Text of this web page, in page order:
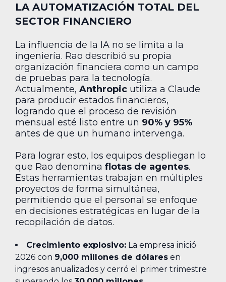
LA AUTOMATIZACIÓN TOTAL DEL
SECTOR FINANCIERO
La influencia de la IA no se limita a la
ingeniería. Rao describió su propia
organización financiera como un campo
de pruebas para la tecnología.
Actualmente, Anthropic utiliza a Claude
para producir estados financieros,
logrando que el proceso de revisión
mensual esté listo entre un 90% y 95%
antes de que un humano intervenga.
Para lograr esto, los equipos despliegan lo
que Rao denomina flotas de agentes.
Estas herramientas trabajan en múltiples
proyectos de forma simultánea,
permitiendo que el personal se enfoque
en decisiones estratégicas en lugar de la
recopilación de datos.
Crecimiento explosivo: La empresa inició
2026 con 9,000 millones de dólares en
ingresos anualizados y cerró el primer trimestre